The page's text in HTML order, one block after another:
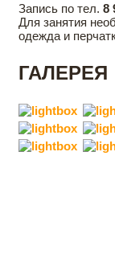
Запись по тел. 8
Для занятия
одежда и
ГАЛЕРЕЯ